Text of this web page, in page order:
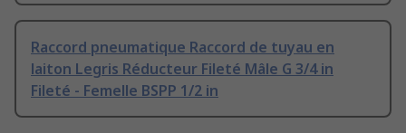
Raccord pneumatique Raccord de tuyau en
laiton Legris Réducteur Fileté Mâle G 3/4 in
Fileté - Femelle BSPP 1/2 in